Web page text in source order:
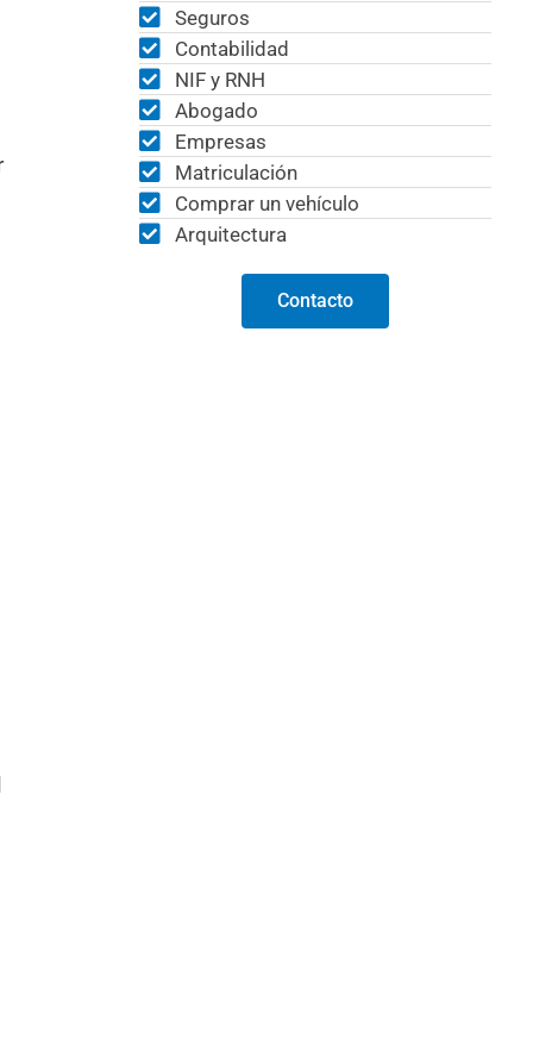
Seguros
Contabilidad
NIF y RNH
Abogado
Empresas
Matriculación
Comprar un vehículo
Arquitectura
Contacto